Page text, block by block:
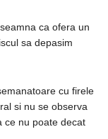
ca ofera un
sa depasim
cu firele
si nu se observa
ce nu poate decat